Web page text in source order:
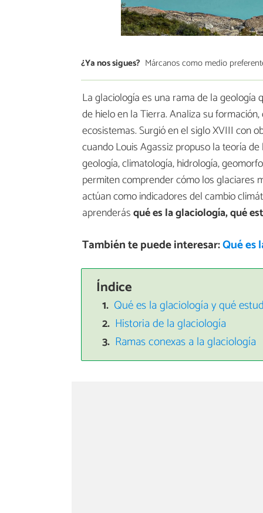
¿Ya nos sigues? Márcanos como medio
La glaciología es una rama de la geología
de hielo en la Tierra. Analiza su
ecosistemas. Surgió en el siglo XVIII con
cuando Louis Agassiz propuso la teoría
geología, climatología, hidrología,
permiten comprender cómo los glaciares
actúan como indicadores del cambio
aprenderásqué es la glaciología, qué
También te puede interesar:Qué es
Índice
Qué es la glaciología y qué
Historia de la glaciología
Ramas conexas a la glaciología